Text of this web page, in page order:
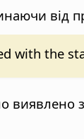
від
with the